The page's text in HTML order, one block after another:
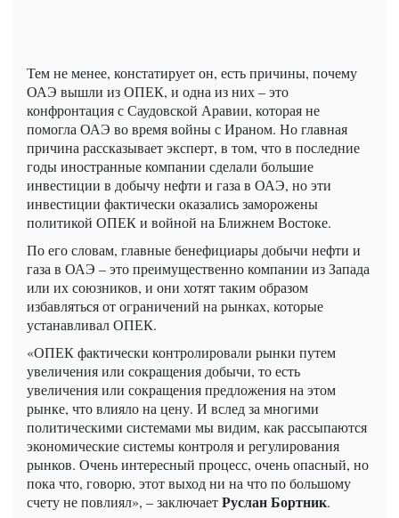
Тем не менее, констатирует он, есть причины, почему
ОАЭ вышли из ОПЕК, и одна из них – это
конфронтация с Саудовской Аравии, которая не
помогла ОАЭ во время войны с Ираном. Но главная
причина рассказывает эксперт, в том, что в последние
годы иностранные компании сделали большие
инвестиции в добычу нефти и газа в ОАЭ, но эти
инвестиции фактически оказались заморожены
политикой ОПЕК и войной на Ближнем Востоке.
По его словам, главные бенефициары добычи нефти и
газа в ОАЭ – это преимущественно компании из Запада
или их союзников, и они хотят таким образом
избавляться от ограничений на рынках, которые
устанавливал ОПЕК.
«ОПЕК фактически контролировали рынки путем
увеличения или сокращения добычи, то есть
увеличения или сокращения предложения на этом
рынке, что влияло на цену. И вслед за многими
политическими системами мы видим, как рассыпаются
экономические системы контроля и регулирования
рынков. Очень интересный процесс, очень опасный, но
пока что, говорю, этот выход ни на что по большому
счету не повлиял», – заключаетРуслан Бортник.